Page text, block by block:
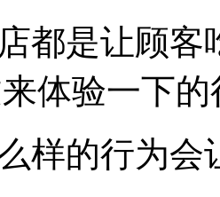
都是让顾客
体验一下
样的行为会